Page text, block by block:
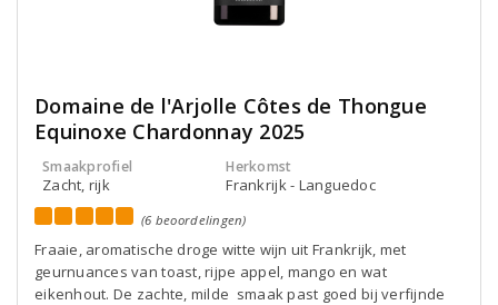
Domaine de l'Arjolle Côtes de Thongue
Equinoxe Chardonnay 2025
Smaakprofiel
Zacht, rijk
Herkomst
Frankrijk - Languedoc
(6 beoordelingen)
Fraaie, aromatische droge witte wijn uit Frankrijk, met
geurnuances van toast, rijpe appel, mango en wat
eikenhout. De zachte, milde smaak past goed bij verfijnde